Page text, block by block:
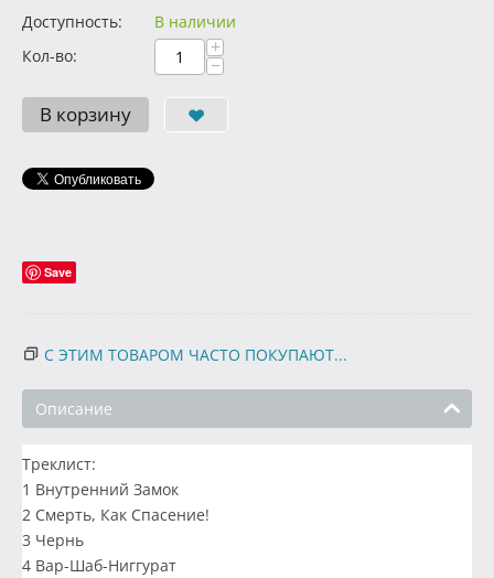
Доступность:
В наличии
Кол-во:
+
−
В корзину
Save
С ЭТИМ ТОВАРОМ ЧАСТО ПОКУПАЮТ...
Описание
Треклист:
1 Внутренний Замок
2 Смерть, Как Спасение!
3 Чернь
4 Вар-Шаб-Ниггурат